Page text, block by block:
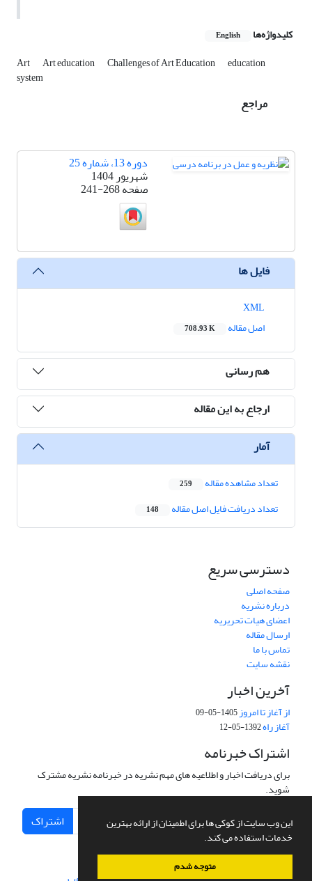
این وب سایت از کوکی ها برای اطمینان از ارائه بهترین
خدمات استفاده می کند.
متوجه شدم
کلیدواژه‌ها English
Art Art education Challenges of Art Education education
system
مراجع
دوره 13، شماره 25
شهریور 1404
صفحه241-268
فایل ها
اصل مقاله
708.93 K
هم رسانی
ارجاع به این مقاله
آمار
تعداد مشاهده مقاله 259
تعداد دریافت فایل اصل مقاله 148
دسترسی سریع
صفحه اصلی
درباره نشریه
اعضای هیات تحریریه
ارسال مقاله
تماس با ما
نقشه سایت
آخرین اخبار
از آغاز تا امروز1405-05-09
آغاز راه1392-05-12
اشتراک خبرنامه
برای دریافت اخبار و اطلاعیه های مهم نشریه در خبرنامه نشریه مشترک
شوید.
اشتراک